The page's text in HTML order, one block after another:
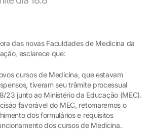
das novas Faculdades de Medicina da
esclarece que:
cursos de Medicina, que estavam
tiveram seu trâmite processual
23 junto ao Ministério da Educação (MEC).
favorável do MEC, retomaremos o
dos formulários e requisitos
dos cursos de Medicina.